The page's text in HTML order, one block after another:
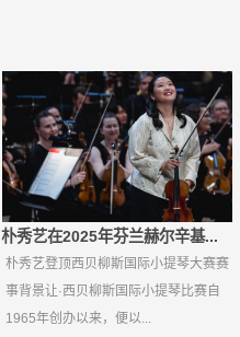
朴秀艺在2025年芬兰赫尔辛基...
朴秀艺登顶西贝柳斯国际小提琴大赛赛
事背景让·西贝柳斯国际小提琴比赛自
1965年创办以来，便以...